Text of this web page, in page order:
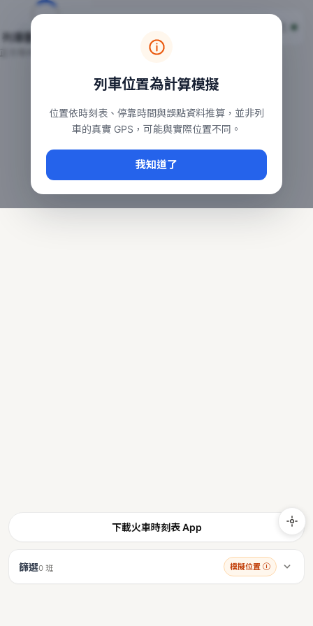
台鐵列車即時位置地圖
本頁顯示目前全台鐵運行中的列車位置，涵蓋自強、普悠瑪、
常用查詢：
、台中車站即時動態
台鐵即時動態
下載火車時刻表 App
篩選0 班 模擬位置 ⓘ
列車位置為計算模擬
位置依時刻表、停靠時間與誤點資料推算，並非列
車的真實 GPS，可能與實際位置不同。
我知道了
列車動態載入中…